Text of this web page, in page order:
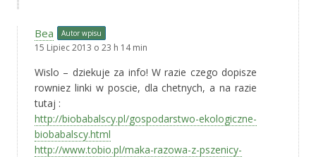
Bea Autor wpisu
15 Lipiec 2013 o 23 h 14 min
Wislo – dziekuje za info! W razie czego dopisze
rowniez linki w poscie, dla chetnych, a na razie
tutaj :
http://biobabalscy.pl/gospodarstwo-ekologiczne-
biobabalscy.html
http://www.tobio.pl/maka-razowa-z-pszenicy-